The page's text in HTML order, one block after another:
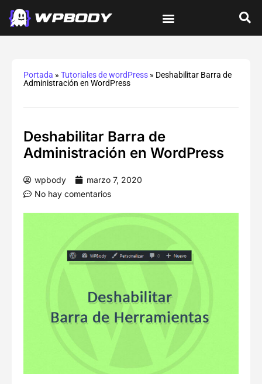
Portada »Tutoriales de wordPress » Deshabilitar Barra de
Administración en WordPress
Deshabilitar Barra de
Administración en WordPress
wpbody
marzo 7, 2020
No hay comentarios